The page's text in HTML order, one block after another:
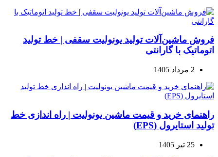
فروش ماشین‌آلات تولید یونولیت سقفی | خط تولید
اتوماتیک با گارانتی
2 مرداد 1405
راهنمای خرید و قیمت ماشین یونولیت | راه اندازی خط
تولید استایرول (EPS)
25 تیر 1405